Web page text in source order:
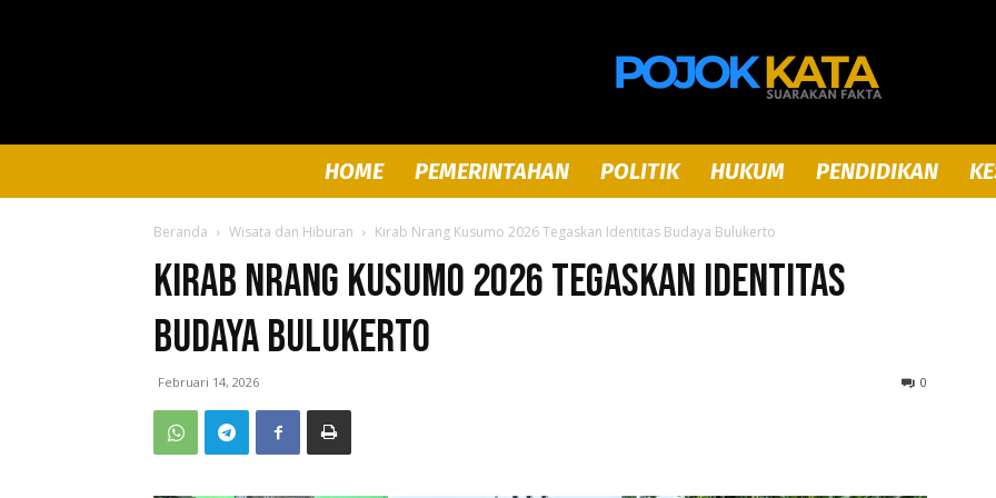
Pojok
HOME PEMERINTAHAN POLITIK HUKUM PENDIDIKAN
Beranda Wisata dan Hiburan Kirab Nrang Kusumo 2026 Tegaskan Identitas Budaya Bulukerto
Kirab Nrang Kusumo 2026 Tegaskan Identitas
Budaya Bulukerto
Februari 14, 2026 0